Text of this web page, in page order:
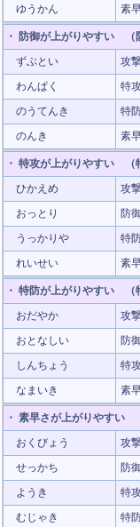
ゆうかん
素
・ 防御が上がりやすい （
ずぶとい
攻
わんぱく
特
のうてんき
特
のんき
素
・ 特攻が上がりやすい （
ひかえめ
攻
おっとり
防
うっかりや
特
れいせい
素
・ 特防が上がりやすい （
おだやか
攻
おとなしい
防
しんちょう
特
なまいき
素
・ 素早さが上がりやすい
おくびょう
攻
せっかち
防
ようき
特
むじゃき
特